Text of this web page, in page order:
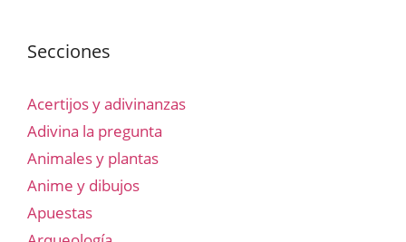
Secciones
Acertijos y adivinanzas
Adivina la pregunta
Animales y plantas
Anime y dibujos
Apuestas